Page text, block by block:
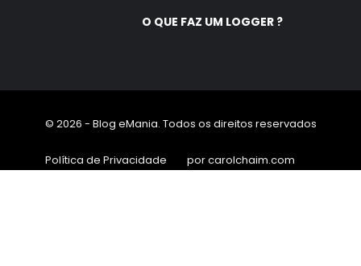
O QUE FAZ UM LOGGER ?
© 2026 - Blog eMania. Todos os direitos reservados
Política de Privacidade por carolchaim.com